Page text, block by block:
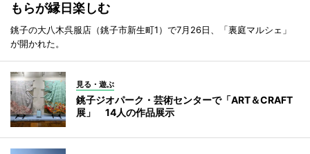
もらが縁日楽しむ
銚子の大八木呉服店（銚子市新生町1）で7月26日、「裏庭マルシェ」
が開かれた。
見る・遊ぶ
銚子ジオパーク・芸術センターで「ART＆CRAFT
展」 14人の作品展示